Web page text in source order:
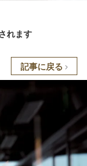
れます
記事に戻る